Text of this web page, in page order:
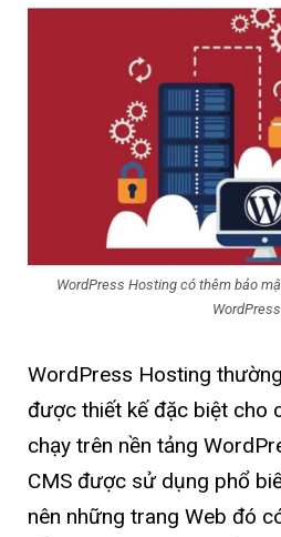
WordPress Hosting có thêm bảo
WordPress.
WordPress Hosting
được thiết kế đặc biệt cho
chạy trên nền tảng
CMS được sử dụng phổ
nên những trang Web đó